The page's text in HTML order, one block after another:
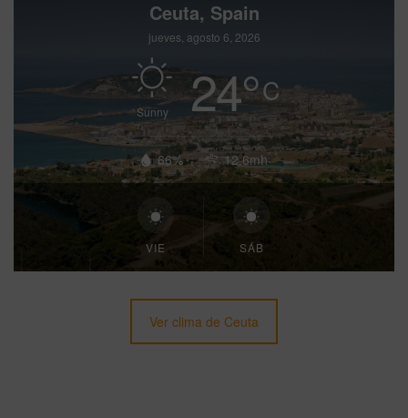
Ceuta, Spain
jueves, agosto 6, 2026
Sunny 24°C
66% 12.6mh
VIE SÁB
Ver clima de Ceuta